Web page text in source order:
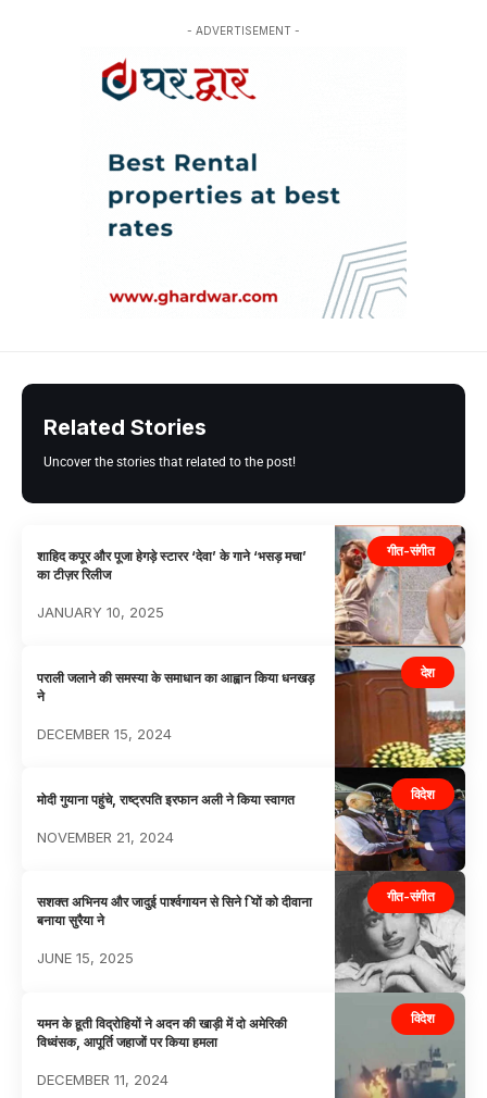
- ADVERTISEMENT -
Related Stories
Uncover the stories that related to the post!
गीत-संगीत
शाहिद कपूर और पूजा हेगड़े स्टारर ‘देवा’ के गाने ‘भसड़ मचा’
का टीज़र रिलीज
JANUARY 10, 2025
देश
पराली जलाने की समस्या के समाधान का आह्वान किया‌ धनखड़
ने
DECEMBER 15, 2024
विदेश
मोदी गुयाना पहुंचे, राष्ट्रपति इरफान अली ने किया स्वागत
NOVEMBER 21, 2024
गीत-संगीत
सशक्त अभिनय और जादुई पार्श्वगायन से सिने ियों को दीवाना
बनाया सुरैया ने
JUNE 15, 2025
विदेश
यमन के हूती विद्रोहियों ने अदन की खाड़ी में दो अमेरिकी
विध्वंसक, आपूर्ति जहाजों पर किया हमला
DECEMBER 11, 2024